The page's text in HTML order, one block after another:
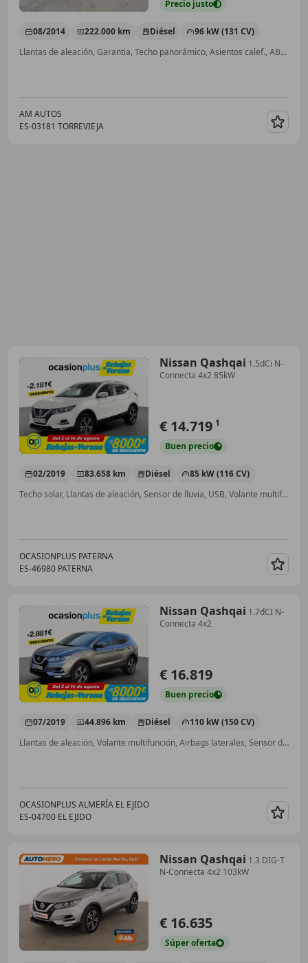
Precio justo
08/2014 222.000 km Diésel
96 kW (131 CV)
Llantas de aleación, Garantia, Techo panorámico, Asientos calef., ABS, USB, Faros antiniebla, Sensor de lluvia
AM AUTOS
ES-03181 TORREVIEJA
Nissan Qashqai 1.5dCi N-
Connecta 4x2 85kW
€ 14.719 1
Buen precio
02/2019 83.658 km Diésel
85 kW (116 CV)
Techo solar, Llantas de aleación, Sensor de lluvia, USB, Volante multifunción, Isofix, Faros antiniebla, Bluetooth
OCASIONPLUS PATERNA
ES-46980 PATERNA
Nissan Qashqai 1.7dCI N-
Connecta 4x2
€ 16.819
Buen precio
07/2019 44.896 km Diésel
110 kW (150 CV)
Llantas de aleación, Volante multifunción, Airbags laterales, Sensor de lluvia, Faros antiniebla, ABS, Cierre centralizado, Bluetooth
OCASIONPLUS ALMERÍA EL EJIDO
ES-04700 EL EJIDO
Nissan Qashqai 1.3 DIG-T
N-Connecta 4x2 103kW
€ 16.635
Súperoferta